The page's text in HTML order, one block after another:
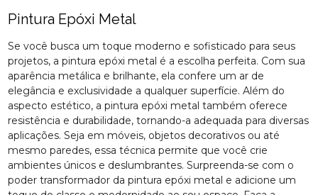
Pintura Epóxi Metal
Se você busca um toque moderno e sofisticado para seus
projetos, a pintura epóxi metal é a escolha perfeita. Com sua
aparência metálica e brilhante, ela confere um ar de
elegância e exclusividade a qualquer superfície. Além do
aspecto estético, a pintura epóxi metal também oferece
resistência e durabilidade, tornando-a adequada para diversas
aplicações. Seja em móveis, objetos decorativos ou até
mesmo paredes, essa técnica permite que você crie
ambientes únicos e deslumbrantes. Surpreenda-se com o
poder transformador da pintura epóxi metal e adicione um